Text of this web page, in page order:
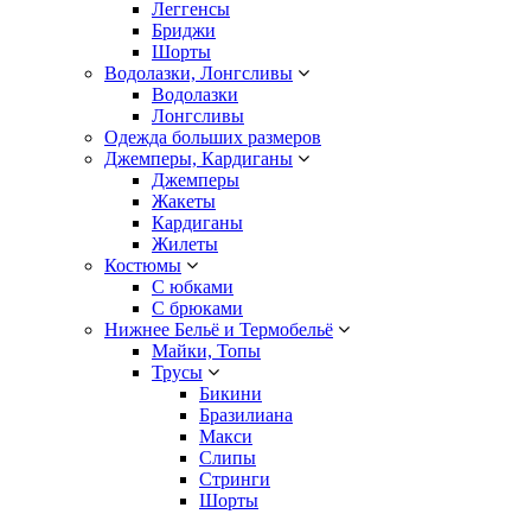
Леггенсы
Бриджи
Шорты
Водолазки, Лонгсливы
Водолазки
Лонгсливы
Одежда больших размеров
Джемперы, Кардиганы
Джемперы
Жакеты
Кардиганы
Жилеты
Костюмы
С юбками
С брюками
Нижнее Бельё и Термобельё
Майки, Топы
Трусы
Бикини
Бразилиана
Макси
Слипы
Стринги
Шорты